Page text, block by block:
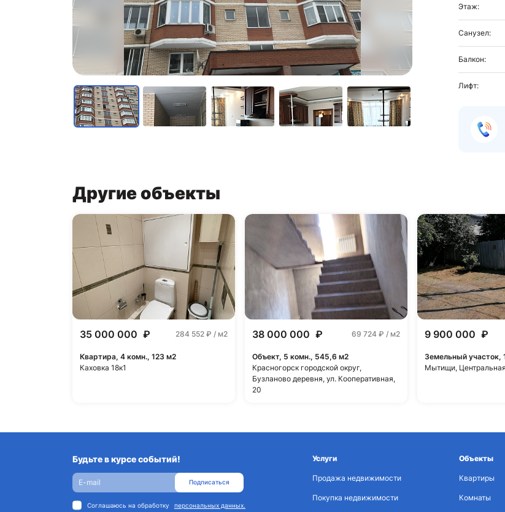
Этаж:
Санузел:
Балкон:
Лифт:
Другие объекты
35 000 000 ₽ 284 552 ₽ / м2
Квартира, 4 комн., 123 м2
Каховка 18к1
38 000 000 ₽ 69 724 ₽ / м2
Объект, 5 комн., 545,6 м2
Красногорск городской округ,
Бузланово деревня, ул. Кооперативная,
20
9 900 000 ₽
Земельный участок,
Мытищи,
Будьте в курсе событий!
Подписаться
Соглашаюсь на обработку персональных данных.
Услуги
Продажа недвижимости
Покупка недвижимости
Объекты
Квартиры
Комнаты